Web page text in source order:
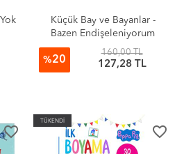
Küçük Bay ve Bayanlar -
Bazen Endişeleniyorum
(Ciltli)
%20
160,00 TL
127,28 TL
favorite_border
TÜKENDİ
favorite_border